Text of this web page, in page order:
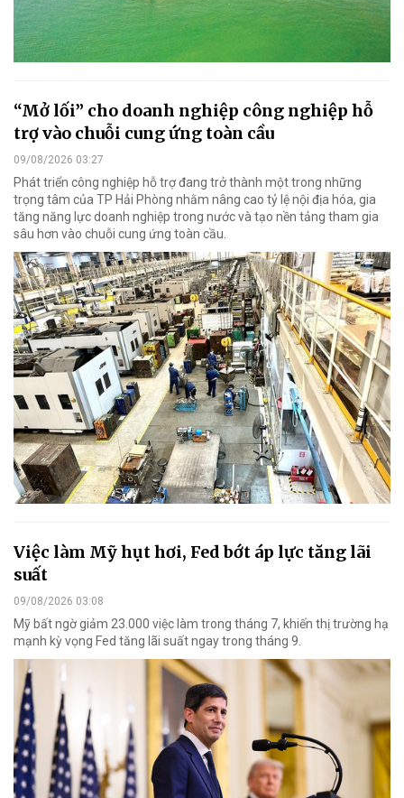
“Mở lối” cho doanh nghiệp công nghiệp hỗ
trợ vào chuỗi cung ứng toàn cầu
09/08/2026 03:27
Phát triển công nghiệp hỗ trợ đang trở thành một trong những
trọng tâm của TP Hải Phòng nhằm nâng cao tỷ lệ nội địa hóa, gia
tăng năng lực doanh nghiệp trong nước và tạo nền tảng tham gia
sâu hơn vào chuỗi cung ứng toàn cầu.
Việc làm Mỹ hụt hơi, Fed bớt áp lực tăng lãi
suất
09/08/2026 03:08
Mỹ bất ngờ giảm 23.000 việc làm trong tháng 7, khiến thị trường hạ
mạnh kỳ vọng Fed tăng lãi suất ngay trong tháng 9.